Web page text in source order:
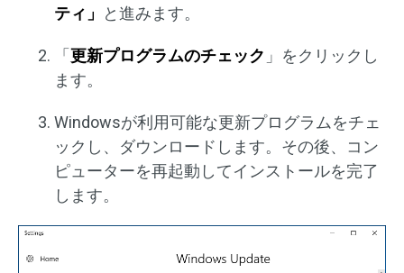
ティ」
と進みます。
「 更新プログラムのチェック 」をクリックし
ます。
Windowsが利用可能な更新プログラムをチェ
ックし、ダウンロードします。その後、コン
ピューターを再起動してインストールを完了
します。